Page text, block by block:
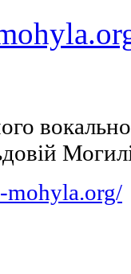
mohyla.org/